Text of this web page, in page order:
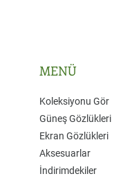
MENÜ
Koleksiyonu Gör
Güneş Gözlükleri
Ekran Gözlükleri
Aksesuarlar
İndirimdekiler